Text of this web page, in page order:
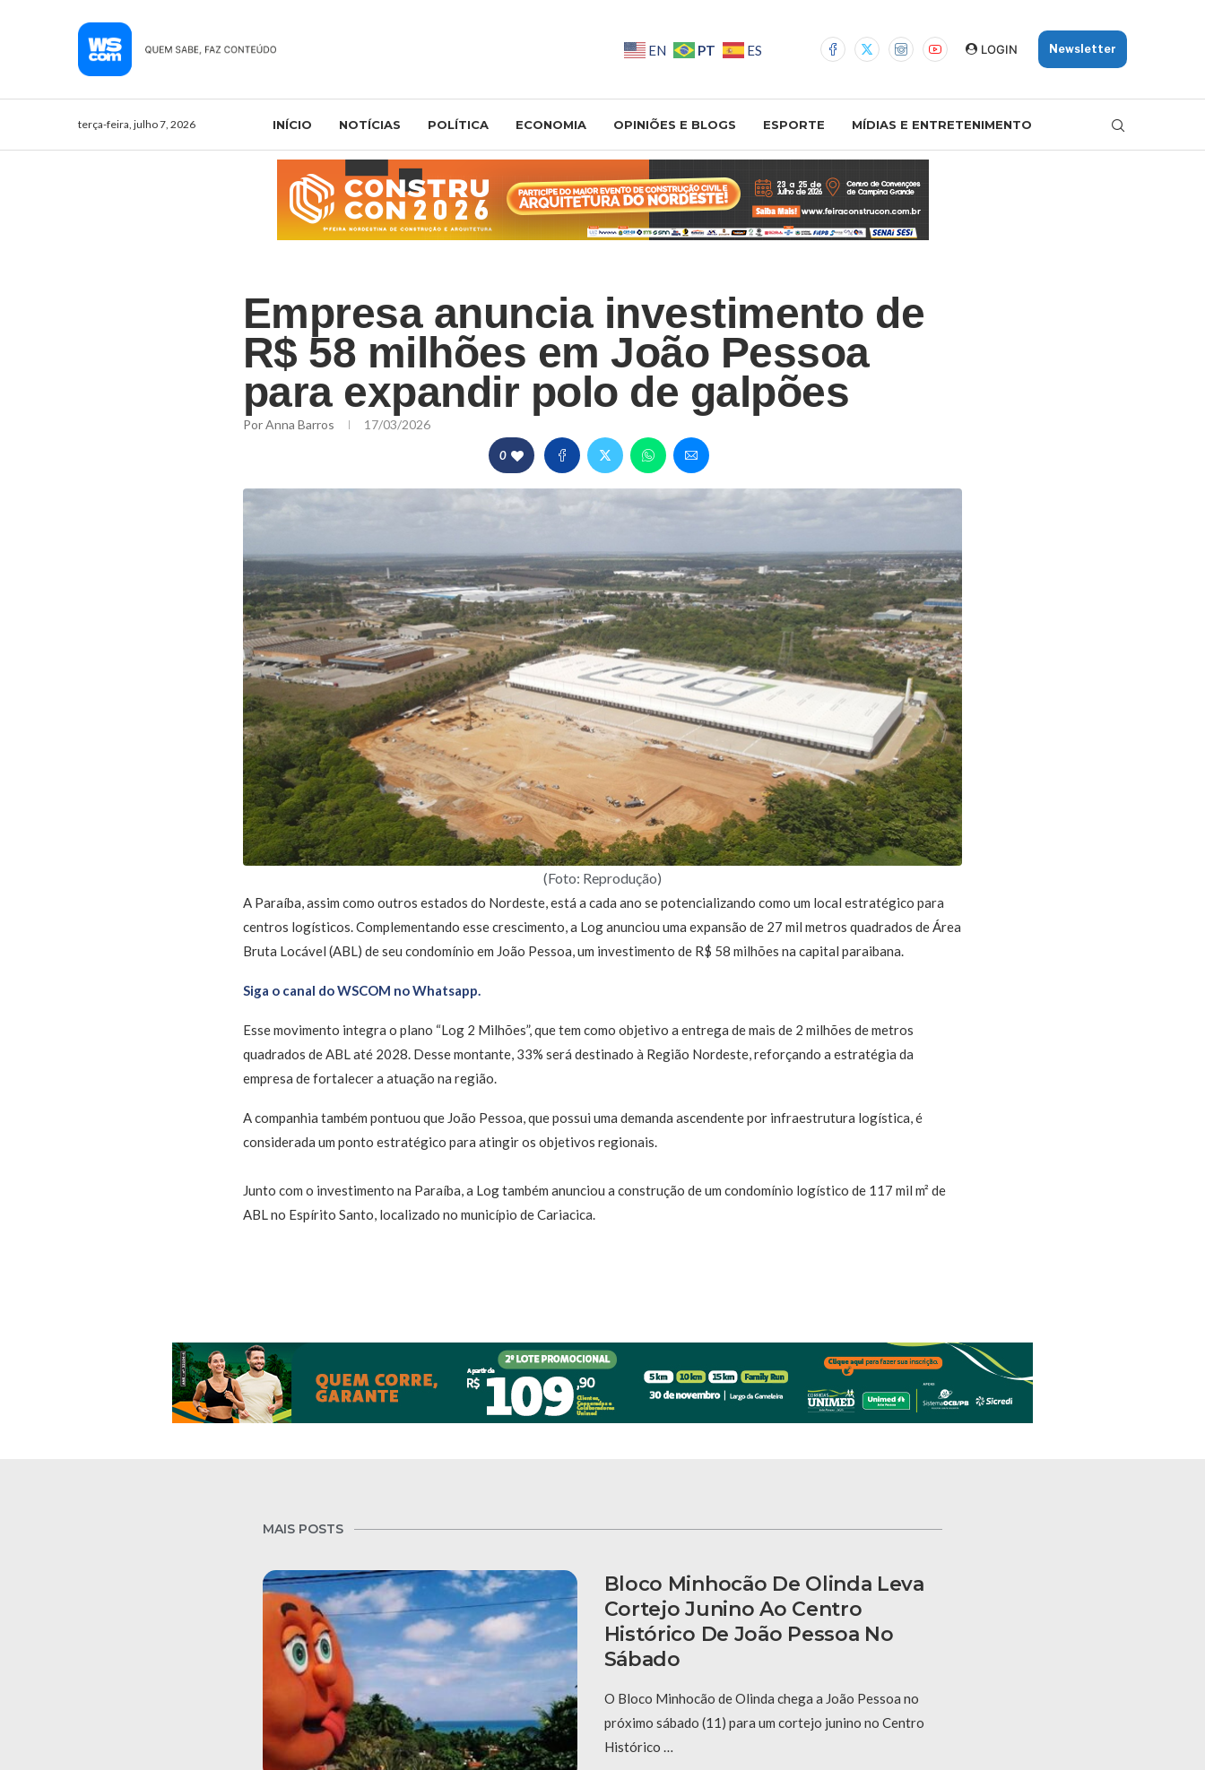
EN PT ES LOGIN Newsletter
terça-feira, julho 7, 2026 INÍCIO NOTÍCIAS POLÍTICA ECONOMIA OPINIÕES E BLOGS ESPORTE MÍDIAS E ENTRETENIMENTO
Empresa anuncia investimento de
R$ 58 milhões em João Pessoa
para expandir polo de galpões
PorAnna Barros 17/03/2026
0
(Foto: Reprodução)
A Paraíba, assim como outros estados do Nordeste, está a cada ano se potencializando como um local estratégico para
centros logísticos. Complementando esse crescimento, a Log anunciou uma expansão de 27 mil metros quadrados de Área
Bruta Locável (ABL) de seu condomínio em João Pessoa, um investimento de R$ 58 milhões na capital paraibana.
Siga o canal do WSCOM no Whatsapp.
Esse movimento integra o plano “Log 2 Milhões”, que tem como objetivo a entrega de mais de 2 milhões de metros
quadrados de ABL até 2028. Desse montante, 33% será destinado à Região Nordeste, reforçando a estratégia da
empresa de fortalecer a atuação na região.
A companhia também pontuou que João Pessoa, que possui uma demanda ascendente por infraestrutura logística, é
considerada um ponto estratégico para atingir os objetivos regionais.
Junto com o investimento na Paraíba, a Log também anunciou a construção de um condomínio logístico de 117 mil m² de
ABL no Espírito Santo, localizado no município de Cariacica.
MAIS POSTS
Bloco Minhocão De Olinda Leva
Cortejo Junino Ao Centro
Histórico De João Pessoa No
Sábado
O Bloco Minhocão de Olinda chega a João Pessoa no
próximo sábado (11) para um cortejo junino no Centro
Histórico …